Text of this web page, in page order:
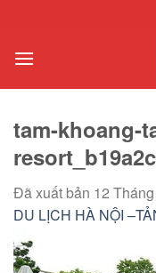
nội
tam-khoang-
Đã xuất bản 12
DU LỊCH HÀ NỘI